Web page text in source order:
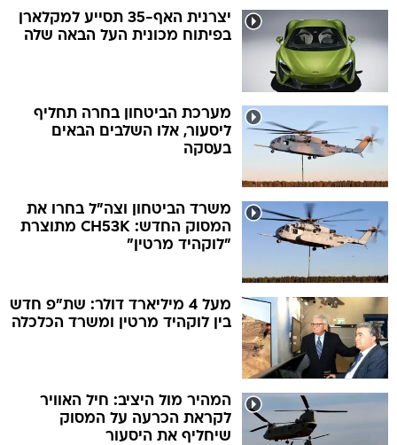
יצרנית האף-35 תסייע למקלארן
בפיתוח מכונית העל הבאה שלה
מערכת הביטחון בחרה תחליף
ליסעור, אלו השלבים הבאים
בעסקה
משרד הביטחון וצה"ל בחרו את
המסוק החדש: CH53K מתוצרת
"לוקהיד מרטין"
מעל 4 מיליארד דולר: שת"פ חדש
בין לוקהיד מרטין ומשרד הכלכלה
המהיר מול היציב: חיל האוויר
לקראת הכרעה על המסוק
שיחליף את היסעור